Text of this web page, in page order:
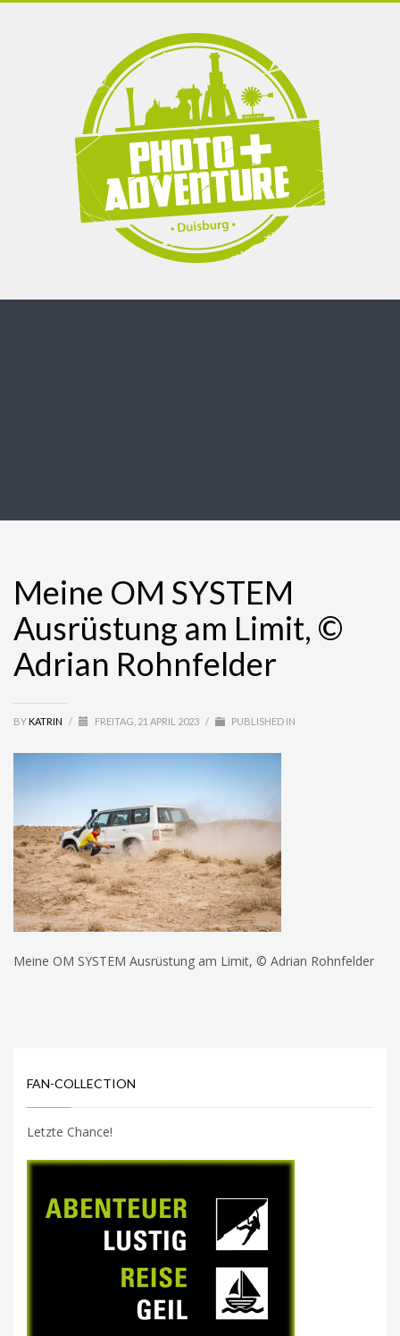
Meine OM SYSTEM
Ausrüstung am Limit, ©
Adrian Rohnfelder
BY KATRIN / FREITAG, 21 APRIL 2023 / PUBLISHED IN
Meine OM SYSTEM Ausrüstung am Limit, © Adrian Rohnfelder
FAN-COLLECTION
Letzte Chance!